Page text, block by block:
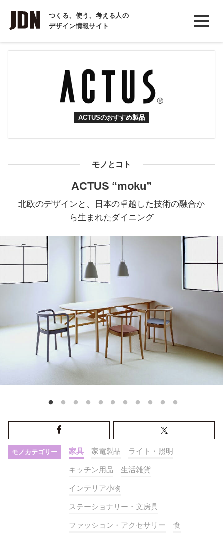
つくる、使う、考える人の
デザイン情報サイト
INTERVIEW
インタビュー
COLUMN
ACTUSのおすすめ製品
モノとコト
ACTUS “moku”
北欧のデザインと、日本の卓越した技術の融合か
ら生まれたダイニング
モノカテゴリー 家具 家電製品 ライト・照明
キッチン用品 生活雑貨
インテリア小物
ステーショナリー・文房具
ファッション・アクセサリー 食